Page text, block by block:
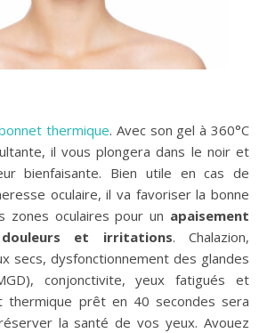
thermique. Avec son gel à 360°C
il vous plongera dans le noir et
bienfaisante. Bien utile en cas de
oculaire, il va favoriser la bonne
zones oculaires pour un apaisement
et irritations. Chalazion,
secs, dysfonctionnement des glandes
conjonctivite, yeux fatigués et
thermique prêt en 40 secondes sera
la santé de vos yeux. Avouez